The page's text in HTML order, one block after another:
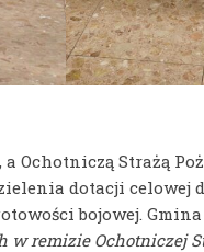
a Ochotniczą Strażą
dotacji celowej
bojowej. Gmina
remizie Ochotniczej